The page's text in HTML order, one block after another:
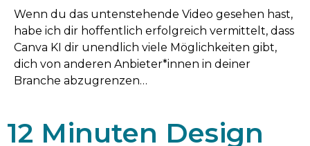
Wenn du das untenstehende Video gesehen hast,
habe ich dir hoffentlich erfolgreich vermittelt, dass
Canva KI dir unendlich viele Möglichkeiten gibt,
dich von anderen Anbieter*innen in deiner
Branche abzugrenzen…
12 Minuten Design